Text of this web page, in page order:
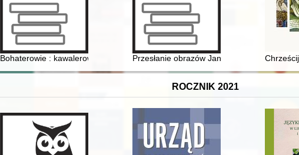
Bohaterowie : kawalerowie Orderu Wojennego Virtuti Militari Powstania
Przesłanie obrazów Jana Henryka Rosena
ROCZNIK 2021